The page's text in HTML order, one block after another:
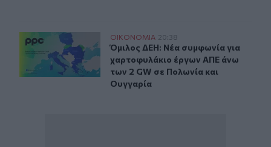
Όμιλος ΔΕΗ: Νέα συμφωνία για χαρτοφυλάκιο έργων
ΟΙΚΟΝΟΜΙΑ 20:38
Όμιλος ΔΕΗ: Νέα συμφωνία για
Όμιλος ΔΕΗ: Νέα συμφωνία για
χαρτοφυλάκιο έργων ΑΠΕ άνω
των 2 GW σε Πολωνία και
Ουγγαρία